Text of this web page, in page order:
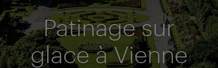
Patinage sur
glace à Vienne